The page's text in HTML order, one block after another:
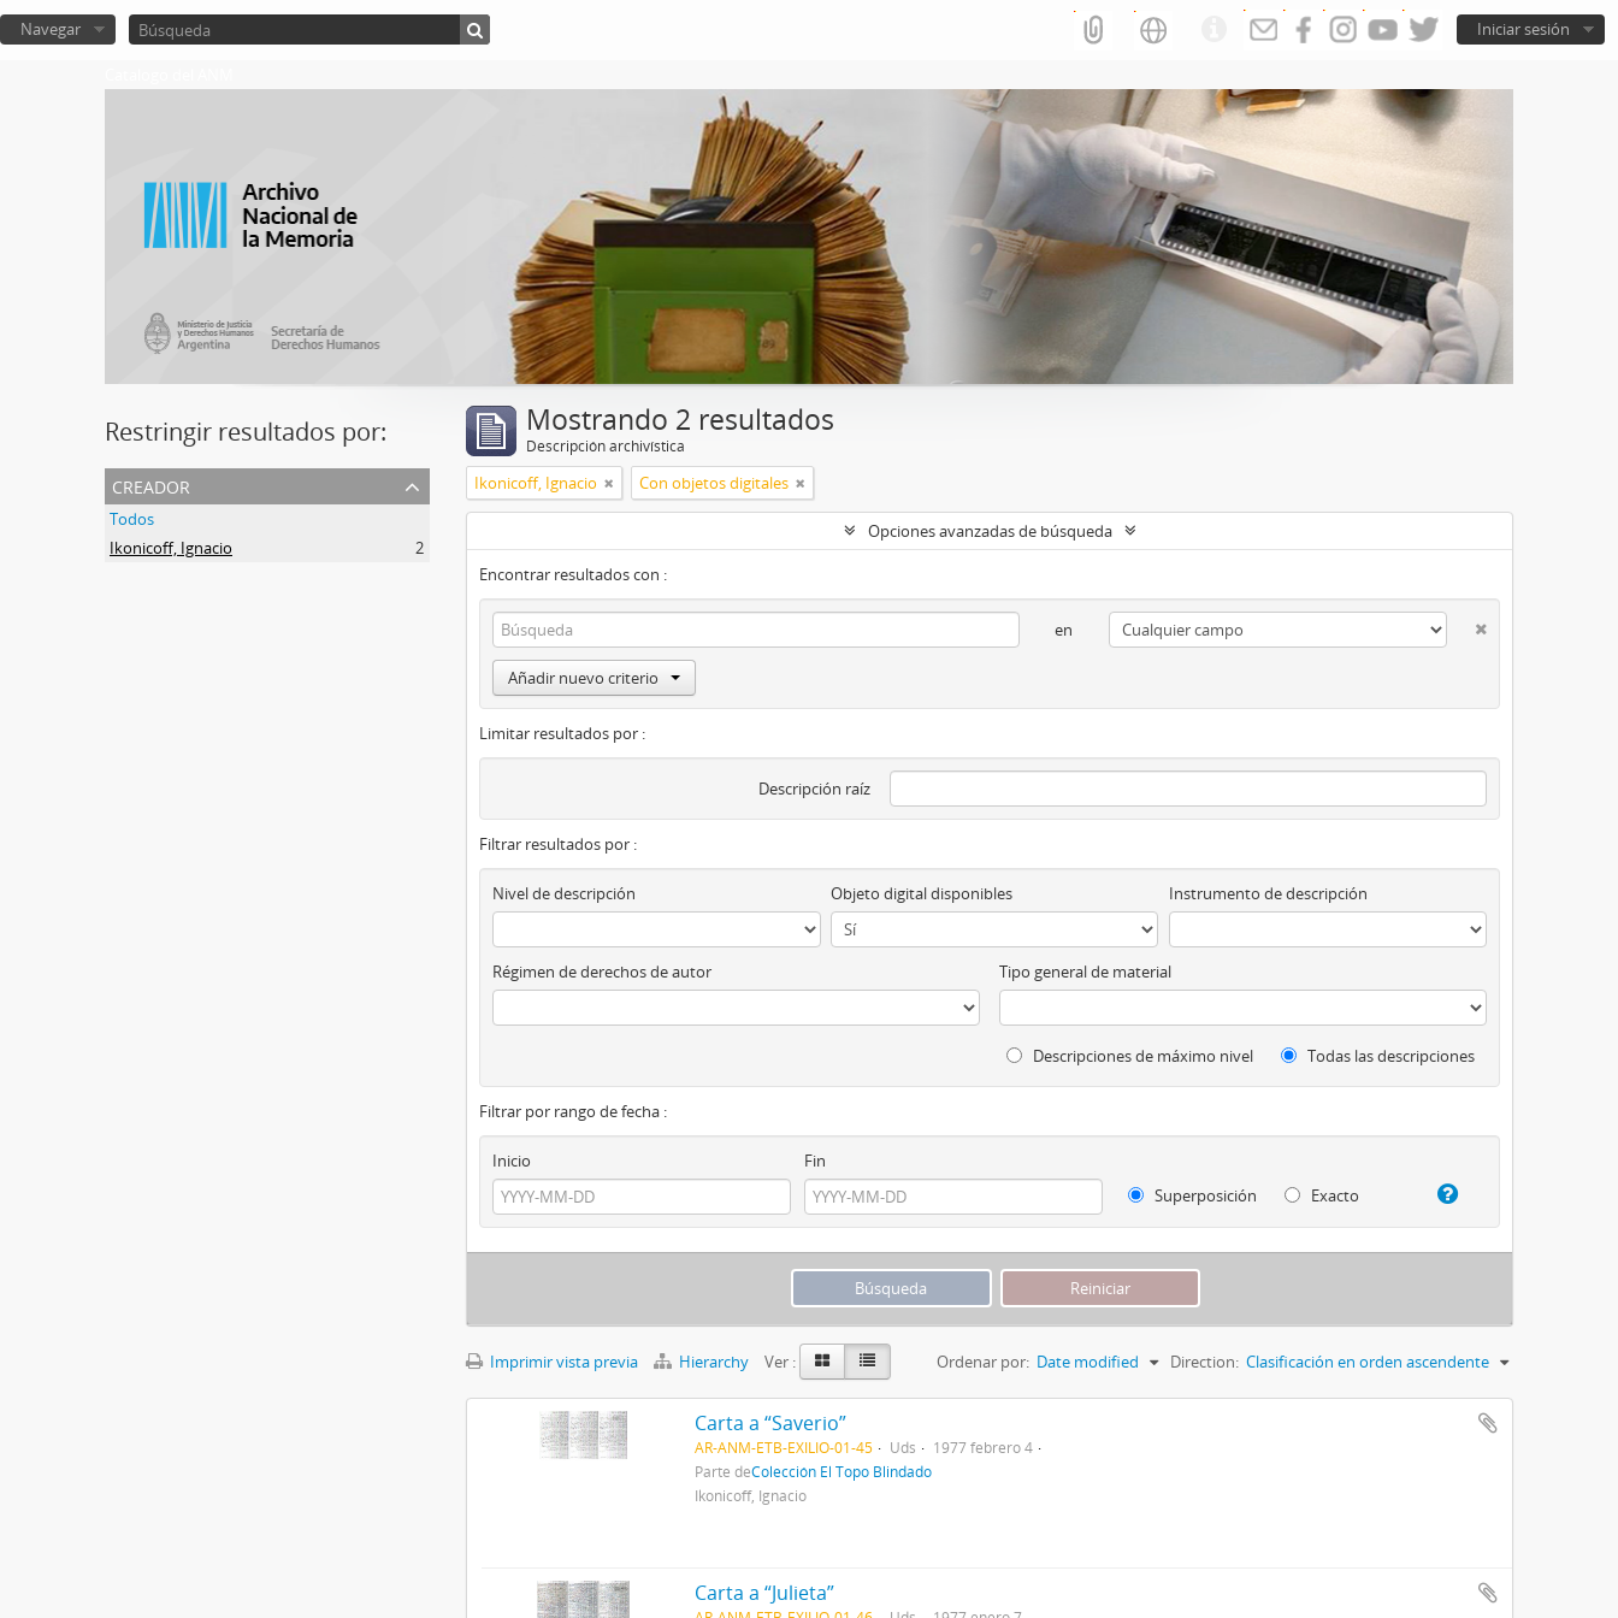
Iniciar sesión
Navegar
Restringir resultados por:
creador
Todos
Ikonicoff, Ignacio
2
Mostrando 2 resultados
Descripción archivística
Ikonicoff, Ignacio Con objetos digitales
Opciones avanzadas de búsqueda
Encontrar resultados con :
en
Añadir nuevo criterio
Limitar resultados por :
Descripción raíz
Filtrar resultados por :
Nivel de descripción Objeto digital disponibles Instrumento de descripción
Régimen de derechos de autor Tipo general de material
Descripciones de máximo nivel Todas las descripciones
Filtrar por rango de fecha :
Inicio
Fin
Superposición
Exacto
Imprimir vista previa Hierarchy Ver : Ordenar por: Date modified Direction: Clasificación en orden ascendente
Carta a “Saverio”
AR-ANM-ETB-EXILIO-01-45 Uds
1977 febrero 4
Parte deColección El Topo Blindado
Ikonicoff, Ignacio
Carta a “Julieta”